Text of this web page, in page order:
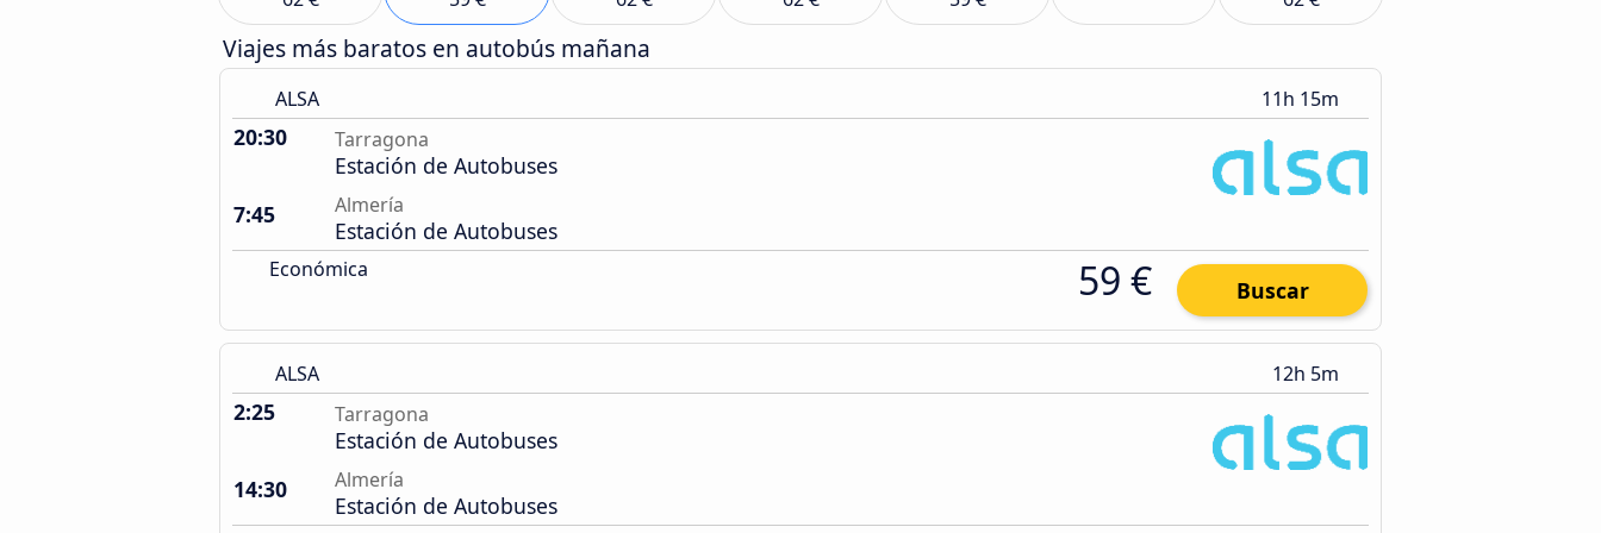
Viajes más baratos en autobús mañana
ALSA 11h 15m
20:30 Tarragona
Estación de Autobuses
7:45
Almería
Estación de Autobuses
Económica 59 € Buscar
ALSA 12h 5m
2:25 Tarragona
Estación de Autobuses
14:30
Almería
Estación de Autobuses